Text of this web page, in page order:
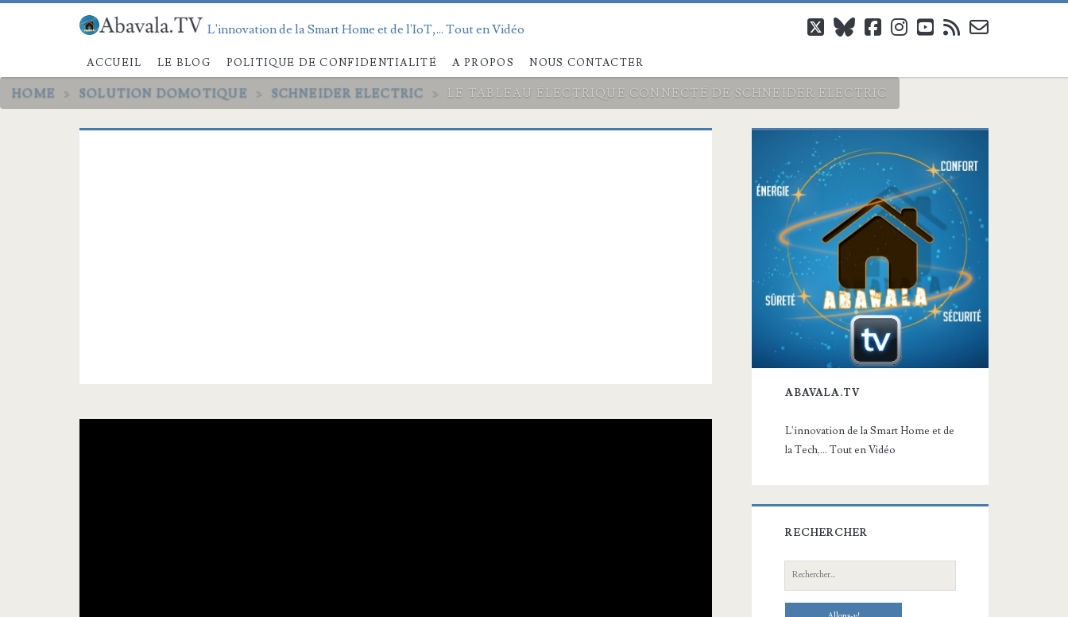
L'innovation de la Smart Home et de l'IoT,... Tout en Vidéo
ACCUEIL LE BLOG POLITIQUE DE CONFIDENTIALITÉ A PROPOS NOUS CONTACTER
twitterblueskyfacebook
instagram
youtube
rss email-
HOME > SOLUTION DOMOTIQUE > SCHNEIDER ELECTRIC > LE TABLEAU ÉLECTRIQUE CONNECTÉ DE SCHNEIDER ELECTRIC
Barre
latérale
principale
ABAVALA.TV
L'innovation de la Smart Home et de
la Tech,... Tout en Vidéo
RECHERCHER
Recherche: